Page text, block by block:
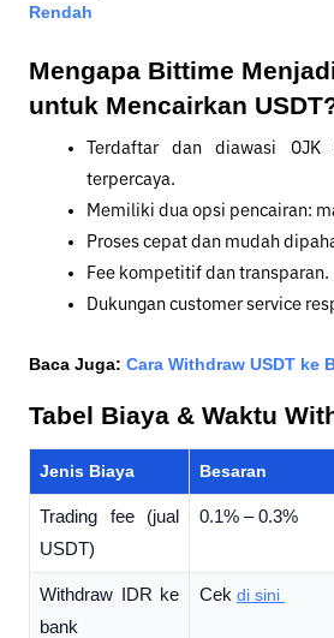
Rendah
Mengapa Bittime
untuk Mencairkan
Terdaftar dan diawasi
terpercaya.
Memiliki dua opsi pencairan:
Proses cepat dan mudah
Fee kompetitif dan transparan.
Dukungan customer service
Baca Juga: Cara Withdraw USDT ke
Tabel Biaya & Waktu
Jenis Biaya Besaran
Trading fee (jual
USDT)
0.1% – 0.3%
Withdraw IDR ke
bank
Cek di sini